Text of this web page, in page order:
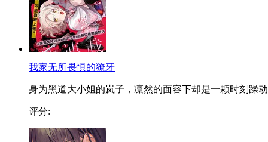
我家无所畏惧的獠牙
身为黑道大小姐的岚子，凛然的面容下却是一颗时刻躁
评分: